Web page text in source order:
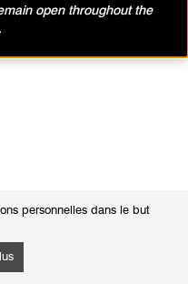
personnelles dans le but
à 15h30
open throughout the